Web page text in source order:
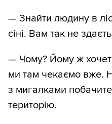
— Знайти людину в
сіні. Вам так не
— Чому? Йому ж
ми там чекаємо вже.
з мигалками
територію.